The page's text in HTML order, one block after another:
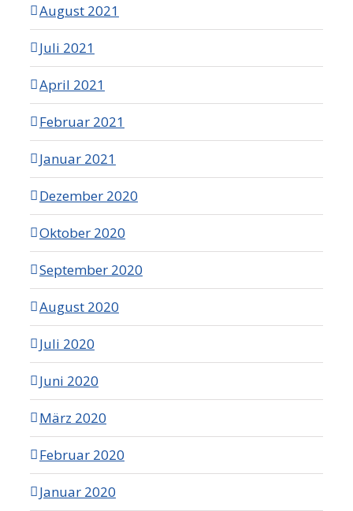
August 2021
Juli 2021
April 2021
Februar 2021
Januar 2021
Dezember 2020
Oktober 2020
September 2020
August 2020
Juli 2020
Juni 2020
März 2020
Februar 2020
Januar 2020